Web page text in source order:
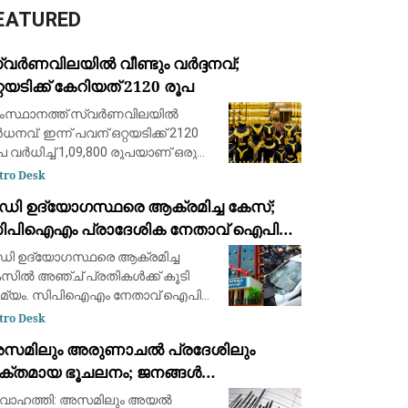
വീണ്ടും വർദ്ദനവ്;
കേറിയത് 2120 രൂപ
സ്വര്‍ണവിലയിൽ
ഇന്ന് പവന് ഒറ്റയടിക്ക് 2120
വർധിച്ച് 1,09,800 രൂപയാണ് ഒരു
സ്വര്‍ണത്തിന്റെ വില. ഗ്രാമിന്
13,725 രൂപയാണ് ഒരു ഗ്രാം
Desk
ഉദ്യോഗസ്ഥരെ ആക്രമിച്ച കേസ്;
പ്രാദേശിക നേതാവ് ഐപി
ഉള്‍പ്പടെ അഞ്ച് പ്രതികള്‍ക്ക് ജാമ്യം
ഉദ്യോഗസ്ഥരെ ആക്രമിച്ച
അഞ്ച് പ്രതികള്‍ക്ക് കൂടി
സിപിഐഎം നേതാവ് ഐപി
ഉള്‍പ്പടെയുള്ളവര്‍ക്കാണ്
കേസില്‍ ജാമ്യം ലഭിച്ചവരുടെ
24 ആയി. ഇ ഡി
Desk
അരുണാചൽ പ്രദേശിലും
ഭൂചലനം; ജനങ്ങൾ
അസമിലും അയൽ